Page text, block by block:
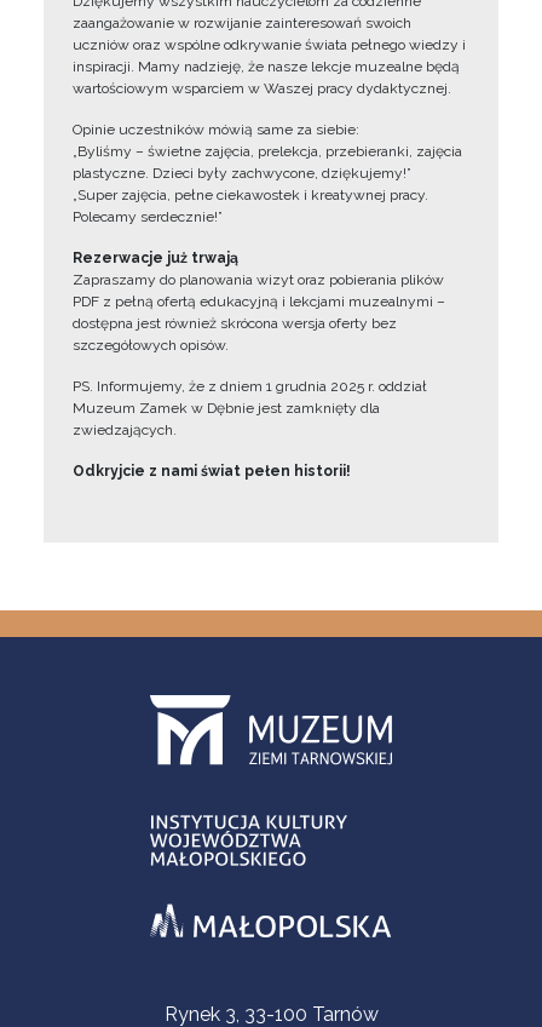
zaangażowanie w rozwijanie zainteresowań swoich
uczniów oraz wspólne odkrywanie świata pełnego wiedzy i
inspiracji. Mamy nadzieję, że nasze lekcje muzealne będą
wartościowym wsparciem w Waszej pracy dydaktycznej.
Opinie uczestników mówią same za siebie:
„Byliśmy – świetne zajęcia, prelekcja, przebieranki, zajęcia
plastyczne. Dzieci były zachwycone, dziękujemy!”
„Super zajęcia, pełne ciekawostek i kreatywnej pracy.
Polecamy serdecznie!”
Rezerwacje już trwają
Zapraszamy do planowania wizyt oraz pobierania plików
PDF z pełną ofertą edukacyjną i lekcjami muzealnymi –
dostępna jest również skrócona wersja oferty bez
szczegółowych opisów.
PS. Informujemy, że z dniem 1 grudnia 2025 r. oddział
Muzeum Zamek w Dębnie jest zamknięty dla
zwiedzających.
Odkryjcie z nami świat pełen historii!
Informacje kontaktoweRynek 3, 33-100 Tarnów